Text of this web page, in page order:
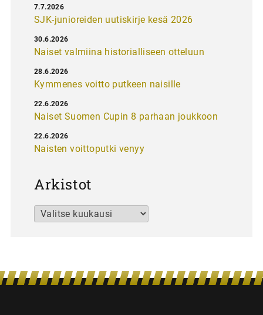
SJK-junioreiden uutiskirje kesä 2026
7.7.2026
Naiset valmiina historialliseen otteluun
30.6.2026
Kymmenes voitto putkeen naisille
28.6.2026
Naiset Suomen Cupin 8 parhaan joukkoon
22.6.2026
Naisten voittoputki venyy
22.6.2026
Arkistot
Arkistot